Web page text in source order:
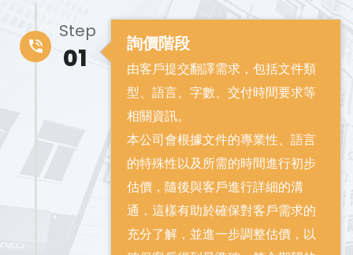
詢價階段
由客戶提交翻譯需求，包括文件類
型、語言、字數、交付時間要求等
相關資訊。
本公司會根據文件的專業性、語言
的特殊性以及所需的時間進行初步
估價，隨後與客戶進行詳細的溝
通，這樣有助於確保對客戶需求的
充分了解，並進一步調整估價，以
Step
01